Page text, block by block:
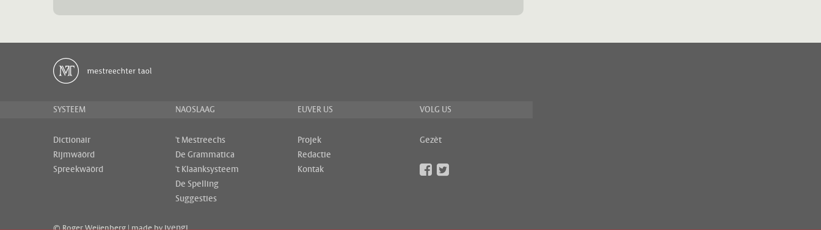
SYSTEEM
Dictionair
Rijmwäörd
Spreekwäörd
NAOSLAAG
't Mestreechs
De Grammatica
't Klaanksysteem
De Spelling
Suggesties
EUVER US
Projek
Redactie
Kontak
VOLG US
Gezèt